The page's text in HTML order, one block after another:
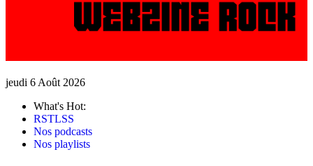
jeudi 6 Août 2026
What's Hot:
RSTLSS
Nos podcasts
Nos playlists